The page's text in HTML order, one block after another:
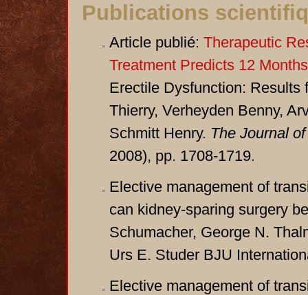
Publications
Article publié: Therapeutic
Treatment Predicts 12
Erectile Dysfunction: Results
Thierry, Verheyden Benny,
Schmitt Henry. The Journal
2008), pp. 1708-1719.
Elective management of
can kidney-sparing surgery
Schumacher, George N.
Urs E. Studer BJU
Elective management of